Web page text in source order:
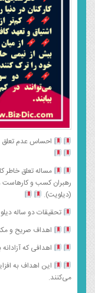
احساس عدم تعلق
مساله تعلق خاطر
رهبران کسب و کارهاست
(دیلویت).
تحقیقات دو ساله
اهداف صریح و
اهدافی که
این اهداف به
می‌کنند.